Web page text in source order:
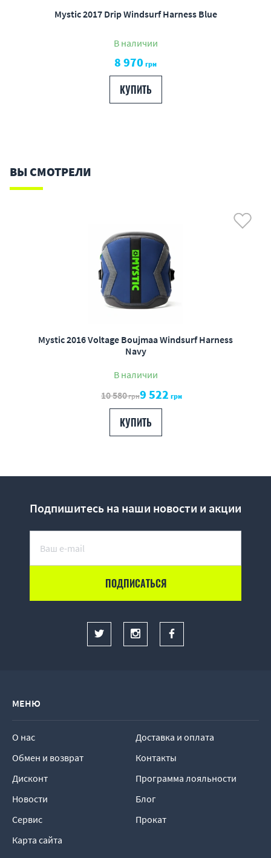
Mystic 2017 Drip Windsurf Harness Blue
В наличии
8 970 грн
КУПИТЬ
ВЫ СМОТРЕЛИ
Mystic 2016 Voltage Boujmaa Windsurf Harness
Navy
В наличии
10 580грн9 522 грн
КУПИТЬ
Подпишитесь на наши новости и акции
МЕНЮ
О нас
Доставка и оплата
Обмен и возврат
Контакты
Дисконт
Программа лояльности
Новости
Блог
Сервис
Прокат
Карта сайта